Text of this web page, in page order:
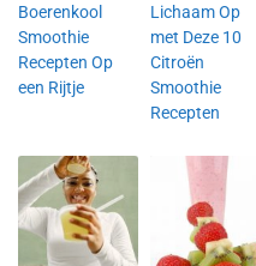
Boerenkool
Smoothie
Recepten Op
een Rijtje
Lichaam Op
met Deze 10
Citroën
Smoothie
Recepten